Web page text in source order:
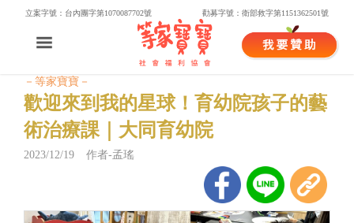
立案字號：台內團字第1070087702號 勸募字號：衛部救字第1151362501號
－等家寶寶－
歡迎來到我的星球！育幼院孩子的藝
術治療課｜大同育幼院
2023/12/19 作者-孟瑤